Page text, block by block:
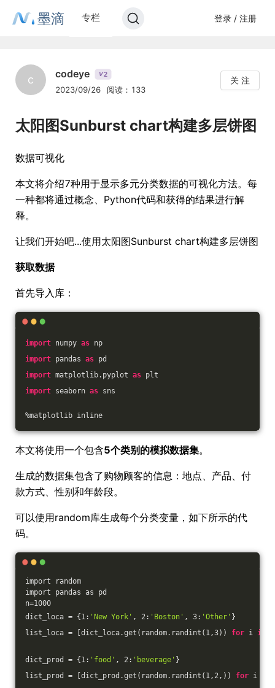
墨滴 专栏 登录 / 注册
c codeye V2
2023/09/26 阅读：133
关 注
太阳图Sunburst chart构建多层饼图
数据可视化
本文将介绍7种用于显示多元分类数据的可视化方法。每
一种都将通过概念、Python代码和获得的结果进行解
释。
让我们开始吧...使用太阳图Sunburst chart构建多层饼图
获取数据
首先导入库：
import numpy as np
import pandas as pd
import matplotlib.pyplot as plt
import seaborn as sns
%matplotlib inline
本文将使用一个包含5个类别的模拟数据集。
生成的数据集包含了购物顾客的信息：地点、产品、付
款方式、性别和年龄段。
可以使用random库生成每个分类变量，如下所示的代
码。
import random
import pandas as pd
n=1000
dict_loca = {1: 'New York' , 2: 'Boston' , 3: 'Other' }
list_loca = [dict_loca.get(random.randint(1,3)) for i in
dict_prod = {1: 'food' , 2: 'beverage' }
list_prod = [dict_prod.get(random.randint(1,2,)) for i